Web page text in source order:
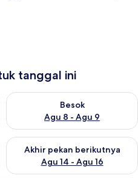
tanggal ini
ini Agu 7 - Agu 8
Besok
Agu 8 - Agu 9
Periksa ketersediaan untuk
pekan ini Agu 7 - Agu 9
Akhir pekan berikutnya
Agu 14 - Agu 16
Periksa ketersediaan untuk